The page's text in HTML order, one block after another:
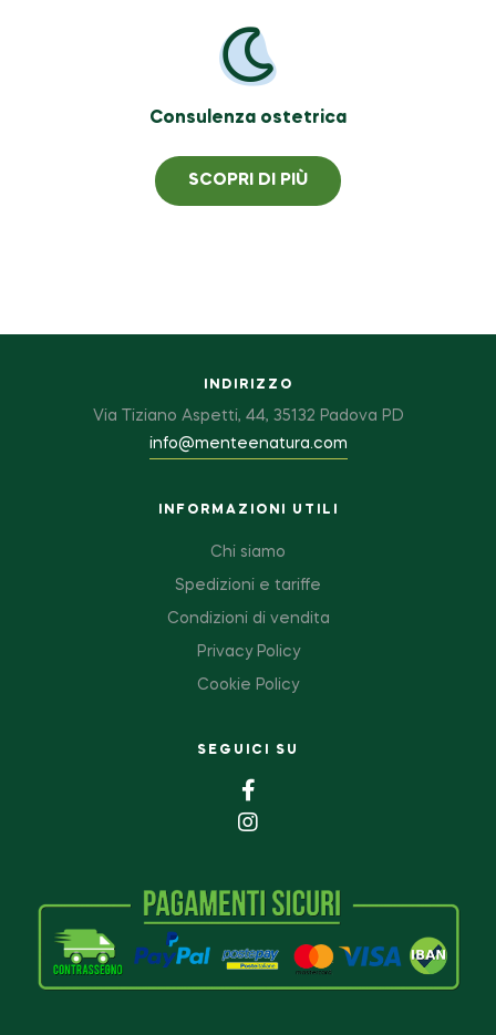
Consulenza ostetrica
SCOPRI DI PIÙ
INDIRIZZO
Via Tiziano Aspetti, 44, 35132 Padova PD
info@menteenatura.com
INFORMAZIONI UTILI
Chi siamo
Spedizioni e tariffe
Condizioni di vendita
Privacy Policy
Cookie Policy
SEGUICI SU